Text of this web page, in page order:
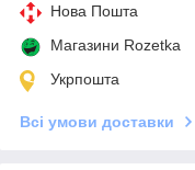
Нова Пошта
Магазини Rozetka
Укрпошта
Всі умови доставки